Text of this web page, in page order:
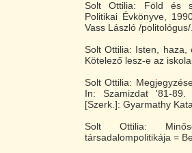
Solt Ottilia: Föld és
Politikai Évkönyve,
Vass László /
Solt Ottilia: Isten,
Kötelező lesz-e az
Solt Ottilia:
In: Szamizdat '81-
[Szerk.]: Gyarmathy
Solt Ottilia:
társadalompolitikája =